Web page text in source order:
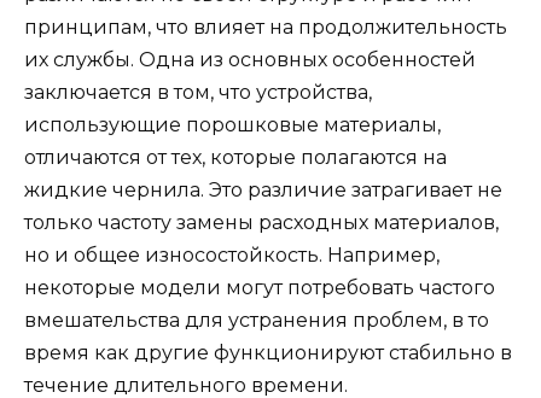
принципам, что влияет на продолжительность
их службы. Одна из основных особенностей
заключается в том, что устройства,
использующие порошковые материалы,
отличаются от тех, которые полагаются на
жидкие чернила. Это различие затрагивает не
только частоту замены расходных материалов,
но и общее износостойкость. Например,
некоторые модели могут потребовать частого
вмешательства для устранения проблем, в то
время как другие функционируют стабильно в
течение длительного времени.